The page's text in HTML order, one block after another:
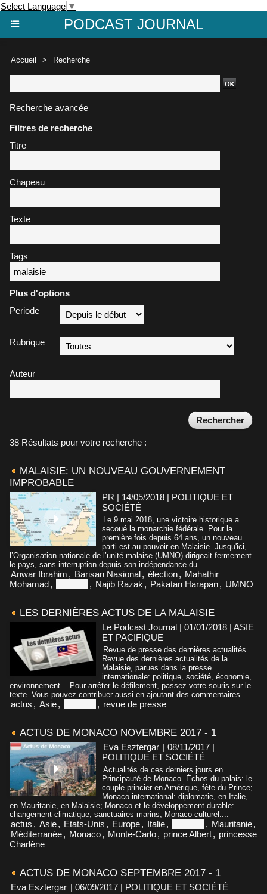
Select Language ▼
PODCAST JOURNAL
Accueil > Recherche
Recherche avancée
Filtres de recherche
Titre
Chapeau
Texte
Tags
Plus d'options
Periode
Rubrique
Auteur
38 Résultats pour votre recherche :
MALAISIE: UN NOUVEAU GOUVERNEMENT
IMPROBABLE
PR | 14/05/2018 | POLITIQUE ET
SOCIÉTÉ
Le 9 mai 2018, une victoire historique a
secoué la monarchie fédérale. Pour la
première fois depuis 64 ans, un nouveau
parti est au pouvoir en Malaisie. Jusqu'ici,
l’Organisation nationale de l’unité malaise (UMNO) dirigeait fermement
le pays, sans interruption depuis son indépendance du...
Anwar Ibrahim , Barisan Nasional, élection, Mahathir
Mohamad, , Najib Razak , Pakatan Harapan, UMNO
LES DERNIÈRES ACTUS DE LA MALAISIE
Le Podcast Journal | 01/01/2018 | ASIE
ET PACIFIQUE
Revue de presse des dernières actualités
Revue des dernières actualités de la
Malaisie, parues dans la presse
internationale: politique, société, économie,
environnement... Pour arrêter le défilement, passez votre souris sur le
texte. Vous pouvez contribuer aussi en ajoutant des commentaires.
actus , Asie, , revue de presse
ACTUS DE MONACO NOVEMBRE 2017 - 1
Eva Esztergar | 08/11/2017 |
POLITIQUE ET SOCIÉTÉ
Actualités de ces derniers jours en
Principauté de Monaco. Échos du palais: le
couple princier en Amérique, fête du Prince;
Monaco international: diplomatie, en Italie,
en Mauritanie, en Malaisie; Monaco et le développement durable:
changement climatique, sanctuaires marins; Monaco culturel:...
actus , Asie, Etats-Unis , Europe, Italie, , Mauritanie,
Méditerranée, Monaco, Monte-Carlo, prince Albert, princesse
Charlène
ACTUS DE MONACO SEPTEMBRE 2017 - 1
Eva Esztergar | 06/09/2017 | POLITIQUE ET SOCIÉTÉ